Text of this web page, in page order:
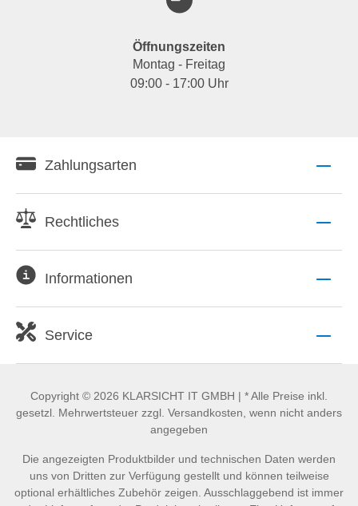
Öffnungszeiten
Montag - Freitag
09:00 - 17:00 Uhr
Zahlungsarten
Rechtliches
Informationen
Service
Copyright © 2026 KLARSICHT IT GMBH | * Alle Preise inkl.
gesetzl. Mehrwertsteuer zzgl. Versandkosten, wenn nicht anders
angegeben
Die angezeigten Produktbilder und technischen Daten werden
uns von Dritten zur Verfügung gestellt und können teilweise
optional erhältliches Zubehör zeigen. Ausschlaggebend ist immer